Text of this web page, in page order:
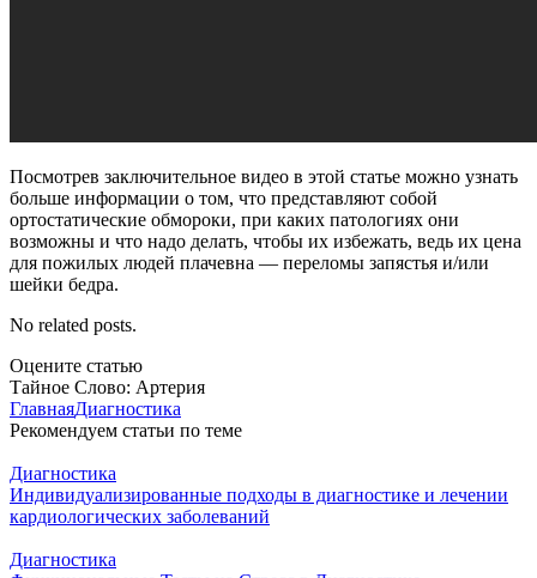
Посмотрев заключительное видео в этой статье можно узнать
больше информации о том, что представляют собой
ортостатические обмороки, при каких патологиях они
возможны и что надо делать, чтобы их избежать, ведь их цена
для пожилых людей плачевна — переломы запястья и/или
шейки бедра.
No related posts.
Оцените статью
Тайное Слово: Артерия
ГлавнаяДиагностика
Рекомендуем статьи по теме
Диагностика
Индивидуализированные подходы в диагностике и лечении
кардиологических заболеваний
Диагностика